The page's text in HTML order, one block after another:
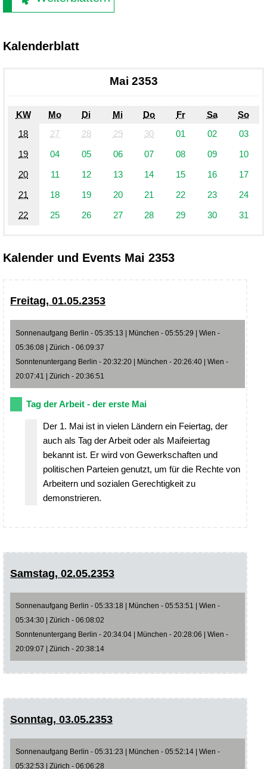
Kalenderblatt
Mai 2353
KW Mo Di Mi Do Fr Sa
So
18
27 28 29 30 01 02
03
19
04 05 06 07 08 09
10
20
11 12 13 14 15 16
17
21
18 19 20 21 22 23
24
22
25 26 27 28 29 30 31
Kalender und Events Mai 2353
Freitag, 01.05.2353
Sonnenaufgang Berlin - 05:35:13 | München - 05:55:29 | Wien -
05:36:08 | Zürich - 06:09:37
Sonntenuntergang Berlin - 20:32:20 | München - 20:26:40 | Wien -
20:07:41 | Zürich - 20:36:51
Tag der Arbeit - der erste Mai
Der 1. Mai ist in vielen Ländern ein Feiertag, der
auch als Tag der Arbeit oder als Maifeiertag
bekannt ist. Er wird von Gewerkschaften und
politischen Parteien genutzt, um für die Rechte von
Arbeitern und sozialen Gerechtigkeit zu
demonstrieren.
Samstag, 02.05.2353
Sonnenaufgang Berlin - 05:33:18 | München - 05:53:51 | Wien -
05:34:30 | Zürich - 06:08:02
Sonntenuntergang Berlin - 20:34:04 | München - 20:28:06 | Wien -
20:09:07 | Zürich - 20:38:14
Sonntag, 03.05.2353
Sonnenaufgang Berlin - 05:31:23 | München - 05:52:14 | Wien -
05:32:53 | Zürich - 06:06:28